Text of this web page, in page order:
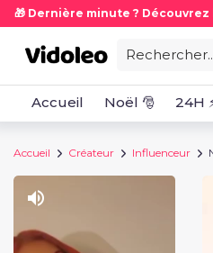
🎁 Dernière minute ?
Accueil Noël 🎅 24H
Accueil Créateur Influenceur